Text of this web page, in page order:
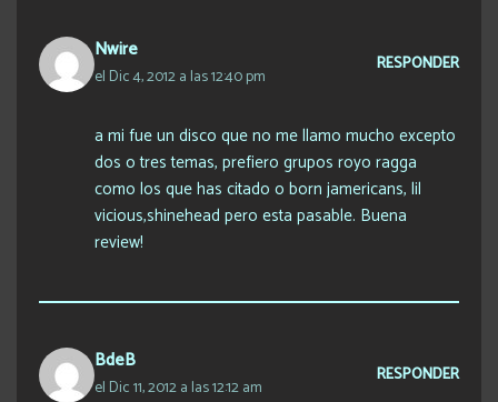
Nwire
el Dic 4, 2012 a las 12:40 pm
RESPONDER
a mi fue un disco que no me llamo mucho excepto
dos o tres temas, prefiero grupos royo ragga
como los que has citado o born jamericans, lil
vicious,shinehead pero esta pasable. Buena
review!
BdeB
el Dic 11, 2012 a las 12:12 am
RESPONDER